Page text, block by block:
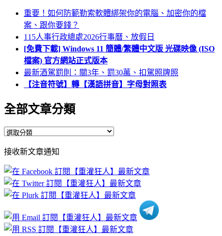
重要！如何防範勒索軟體綁架你的電腦、加密你的檔
案、跟你要錢？
115人事行政總處2026行事曆、放假日
[免費下載] Windows 11 簡體/繁體中文版 光碟映像 (ISO
檔案) 官方網站正式版本
最新酒駕罰則：關3年、罰30萬、扣駕照牌照
【注音符號】轉【漢語拼音】字母對照表
全部文章分類
全
文
章
分
類
接收新文章通知